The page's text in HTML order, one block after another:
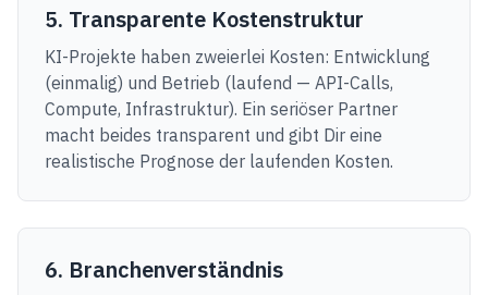
5. Transparente Kostenstruktur
KI-Projekte haben zweierlei Kosten: Entwicklung
(einmalig) und Betrieb (laufend — API-Calls,
Compute, Infrastruktur). Ein seriöser Partner
macht beides transparent und gibt Dir eine
realistische Prognose der laufenden Kosten.
6. Branchenverständnis